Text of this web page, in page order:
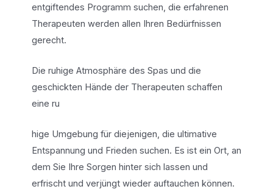
entgiftendes Programm suchen, die erfahrenen
Therapeuten werden allen Ihren Bedürfnissen
gerecht.
Die ruhige Atmosphäre des Spas und die
geschickten Hände der Therapeuten schaffen
eine ru
hige Umgebung für diejenigen, die ultimative
Entspannung und Frieden suchen. Es ist ein Ort, an
dem Sie Ihre Sorgen hinter sich lassen und
erfrischt und verjüngt wieder auftauchen können.